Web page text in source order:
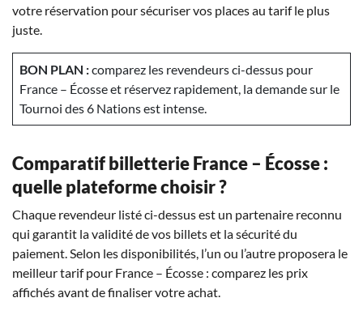
votre réservation pour sécuriser vos places au tarif le plus
juste.
BON PLAN :comparez les revendeurs ci-dessus pour
France – Écosse et réservez rapidement, la demande sur le
Tournoi des 6 Nations est intense.
Comparatif billetterie France – Écosse :
quelle plateforme choisir ?
Chaque revendeur listé ci-dessus est un partenaire reconnu
qui garantit la validité de vos billets et la sécurité du
paiement. Selon les disponibilités, l’un ou l’autre proposera le
meilleur tarif pour France – Écosse : comparez les prix
affichés avant de finaliser votre achat.